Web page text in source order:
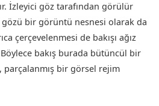
İzleyici göz tarafından görülür
gözü bir görüntü nesnesi olarak da
çerçevelenmesi de bakışı ağız
Böylece bakış burada bütüncül bir
parçalanmış bir görsel rejim